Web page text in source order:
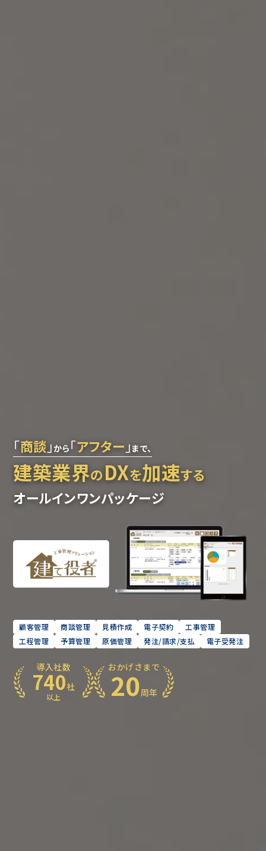
「商談 」 から 「アフター 」 まで、
建築業界のDXを加速する
オールインワンパッケージ
顧客管理 商談管理 見積作成 電子契約
工事管理
工程管理
予算管理 原価管理 発注/請求/支払 電子受発注
導入社数
740社
以上
おかげさまで
20周年